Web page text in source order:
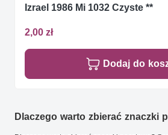
Izrael 1986 Mi 1032 Czyste **
2,00 zł
Dodaj do
Dlaczego warto zbierać znaczki